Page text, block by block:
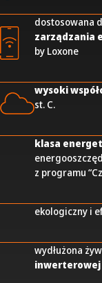
dostosowana
zarządzania
by Loxone
wysoki
st. C.
klasa
z programu
ekologiczny i
wydłużona
inwerterowej